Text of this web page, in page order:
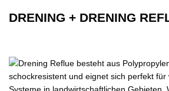
DRENING + DRENING